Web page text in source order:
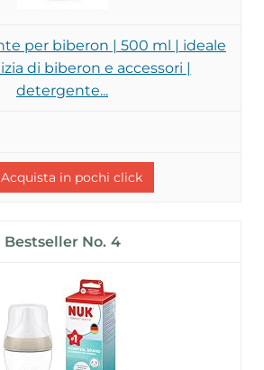
per biberon | 500 ml | ideale
di biberon e accessori |
detergente...
Acquista in pochi click
4